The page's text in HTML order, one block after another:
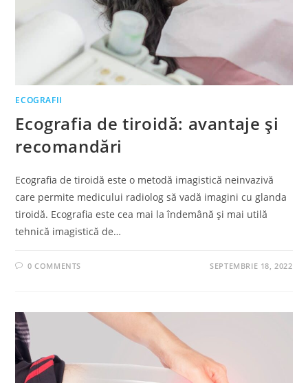
ECOGRAFII
Ecografia de tiroidă: avantaje și
recomandări
Ecografia de tiroidă este o metodă imagistică neinvazivă
care permite medicului radiolog să vadă imagini cu glanda
tiroidă. Ecografia este cea mai la îndemână și mai utilă
tehnică imagistică de…
0 COMMENTS SEPTEMBRIE 18, 2022